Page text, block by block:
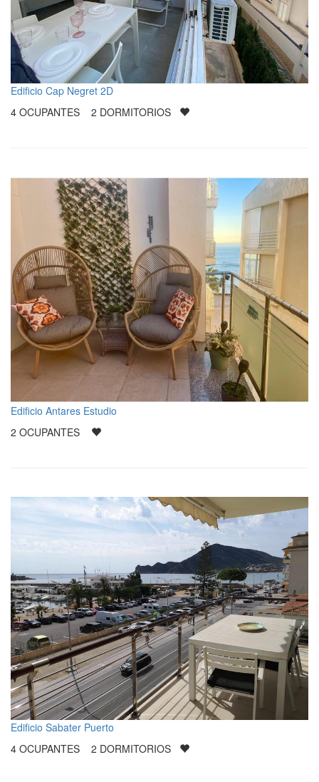
Edificio Cap Negret 2D
4 OCUPANTES 2 DORMITORIOS
Edificio Antares Estudio
2 OCUPANTES
Edificio Sabater Puerto
4 OCUPANTES 2 DORMITORIOS